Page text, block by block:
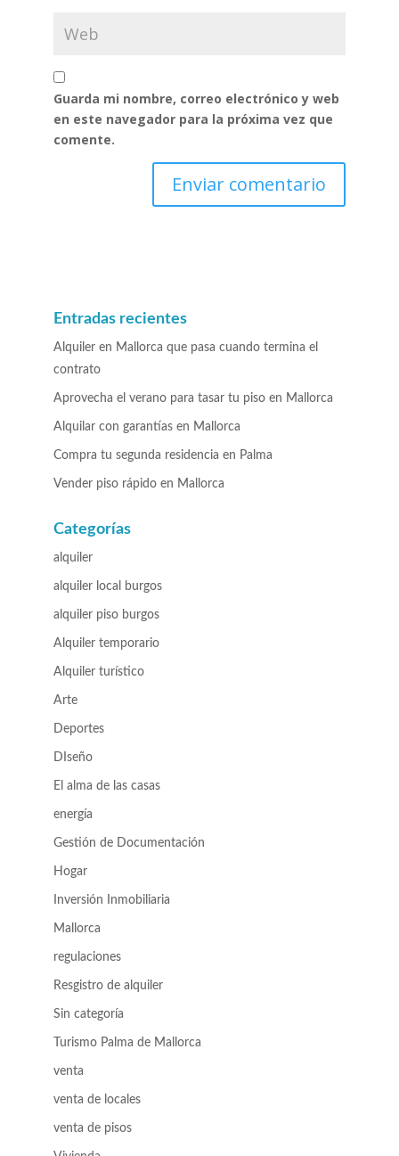
Guarda mi nombre, correo electrónico y web
en este navegador para la próxima vez que
comente.
Entradas recientes
Alquiler en Mallorca que pasa cuando termina el
contrato
Aprovecha el verano para tasar tu piso en Mallorca
Alquilar con garantías en Mallorca
Compra tu segunda residencia en Palma
Vender piso rápido en Mallorca
Categorías
alquiler
alquiler local burgos
alquiler piso burgos
Alquiler temporario
Alquiler turístico
Arte
Deportes
DIseño
El alma de las casas
energía
Gestión de Documentación
Hogar
Inversión Inmobiliaria
Mallorca
regulaciones
Resgistro de alquiler
Sin categoría
Turismo Palma de Mallorca
venta
venta de locales
venta de pisos